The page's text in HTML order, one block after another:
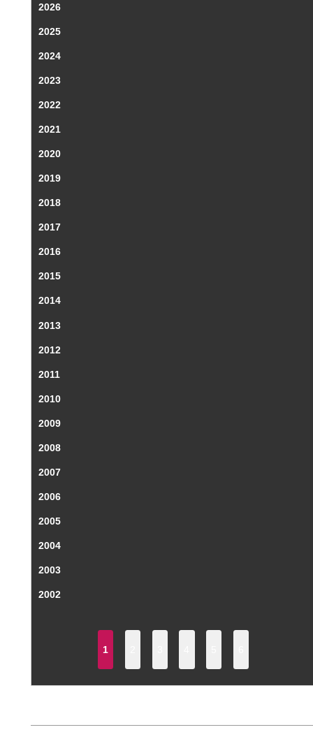
2026
2025
2024
2023
2022
2021
2020
2019
2018
2017
2016
2015
2014
2013
2012
2011
2010
2009
2008
2007
2006
2005
2004
2003
2002
1